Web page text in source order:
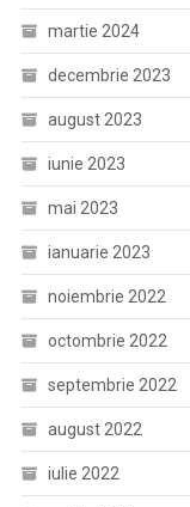
martie 2024
decembrie 2023
august 2023
iunie 2023
mai 2023
ianuarie 2023
noiembrie 2022
octombrie 2022
septembrie 2022
august 2022
iulie 2022